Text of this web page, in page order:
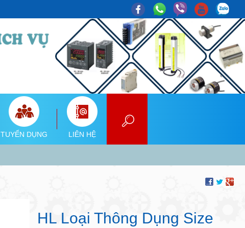
TUYỂN DỤNG LIÊN HỆ
HL Loại Thông Dụng Size